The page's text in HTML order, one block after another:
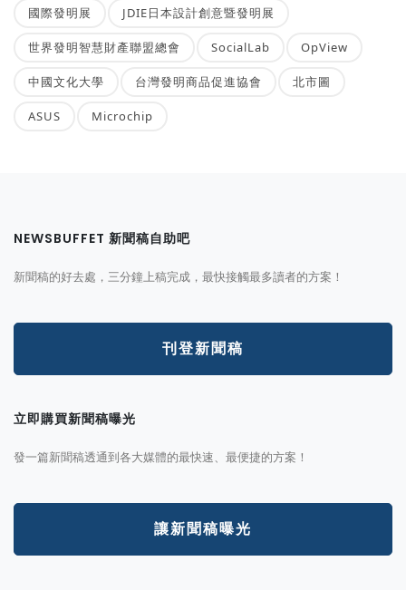
國際發明展 JDIE日本設計創意暨發明展
世界發明智慧財產聯盟總會 SocialLab OpView
中國文化大學 台灣發明商品促進協會 北市圖
ASUS Microchip
NEWSBUFFET 新聞稿自助吧
新聞稿的好去處，三分鐘上稿完成，最快接觸最多讀者的方案！
刊登新聞稿
立即購買新聞稿曝光
發一篇新聞稿透通到各大媒體的最快速、最便捷的方案！
讓新聞稿曝光